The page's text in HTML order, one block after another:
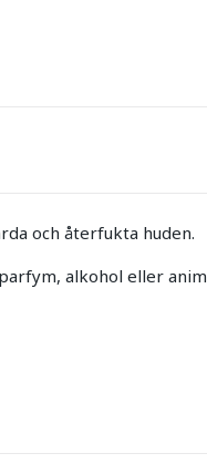
och återfukta huden.
alkohol eller